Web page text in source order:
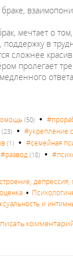
мечтает о
в
сложнее
пролегает
(50) •
(23) •#укрепление
(1) •#семейная
#развод (18) •
•
и